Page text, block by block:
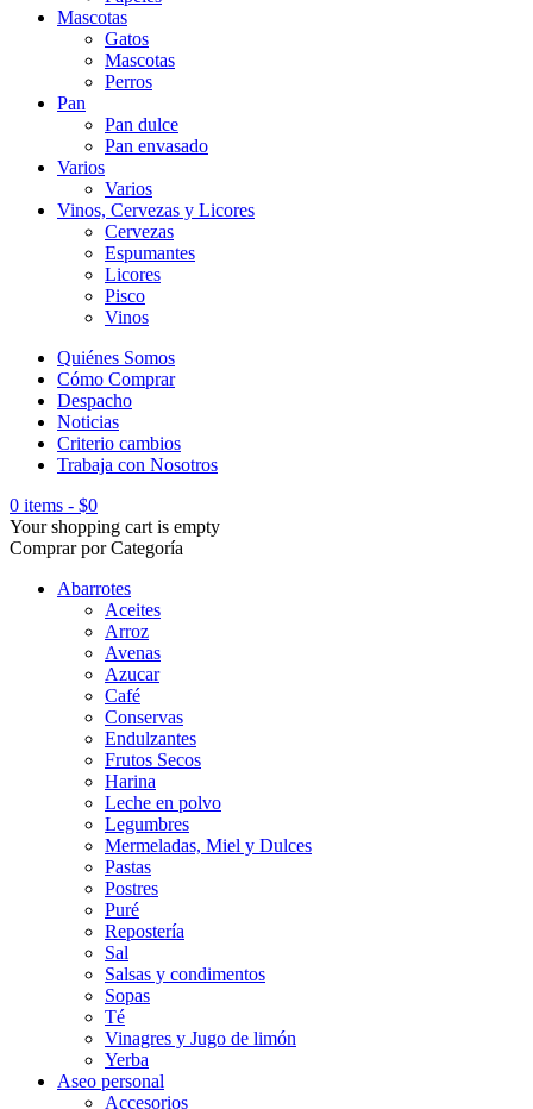
Mascotas
Gatos
Mascotas
Perros
Pan
Pan dulce
Pan envasado
Varios
Varios
Vinos, Cervezas y Licores
Cervezas
Espumantes
Licores
Pisco
Vinos
Quiénes Somos
Cómo Comprar
Despacho
Noticias
Criterio cambios
Trabaja con Nosotros
0 items - $0
Your shopping cart is empty
Comprar por Categoría
Abarrotes
Aceites
Arroz
Avenas
Azucar
Café
Conservas
Endulzantes
Frutos Secos
Harina
Leche en polvo
Legumbres
Mermeladas, Miel y Dulces
Pastas
Postres
Puré
Repostería
Sal
Salsas y condimentos
Sopas
Té
Vinagres y Jugo de limón
Yerba
Aseo personal
Accesorios